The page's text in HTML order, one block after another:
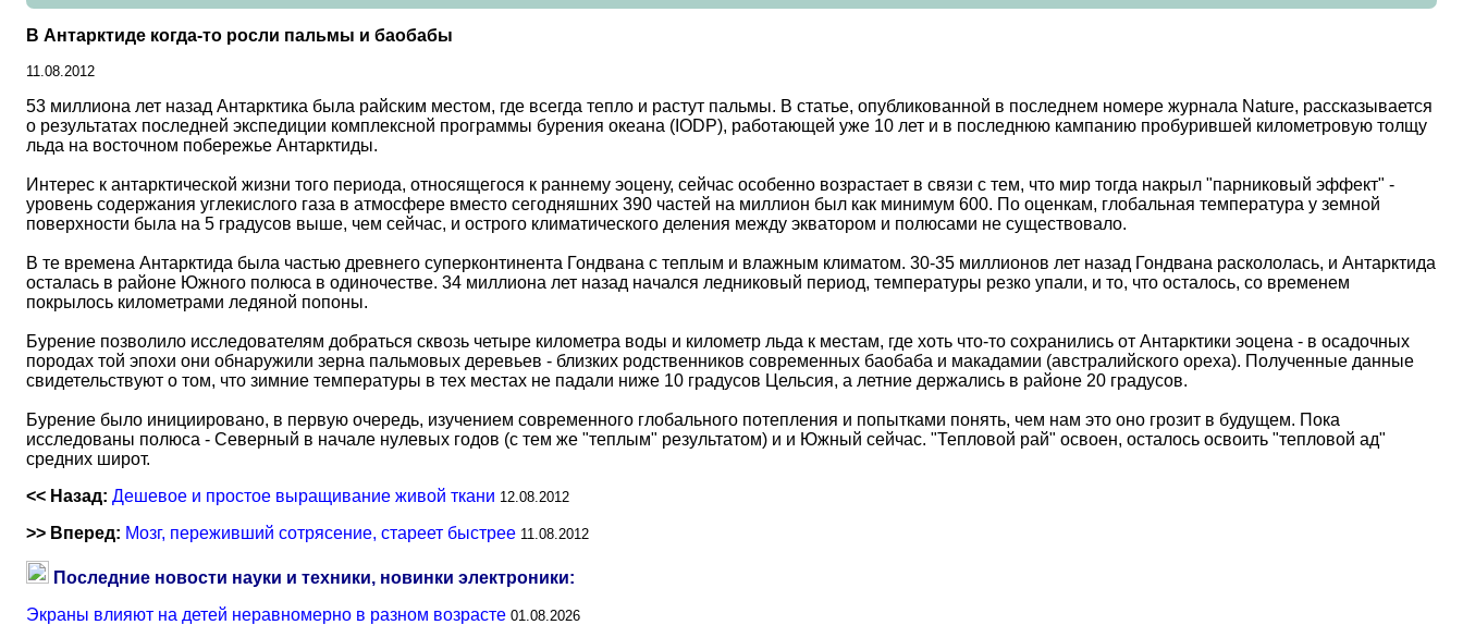
В Антарктиде когда-то росли пальмы и баобабы
11.08.2012
53 миллиона лет назад Антарктика была райским местом, где всегда тепло и растут пальмы. В статье, опубликованной в последнем номере журнала Nature, рассказывается
о результатах последней экспедиции комплексной программы бурения океана (IODP), работающей уже 10 лет и в последнюю кампанию пробурившей километровую толщу
льда на восточном побережье Антарктиды.
Интерес к антарктической жизни того периода, относящегося к раннему эоцену, сейчас особенно возрастает в связи с тем, что мир тогда накрыл "парниковый эффект" -
уровень содержания углекислого газа в атмосфере вместо сегодняшних 390 частей на миллион был как минимум 600. По оценкам, глобальная температура у земной
поверхности была на 5 градусов выше, чем сейчас, и острого климатического деления между экватором и полюсами не существовало.
В те времена Антарктида была частью древнего суперконтинента Гондвана с теплым и влажным климатом. 30-35 миллионов лет назад Гондвана раскололась, и Антарктида
осталась в районе Южного полюса в одиночестве. 34 миллиона лет назад начался ледниковый период, температуры резко упали, и то, что осталось, со временем
покрылось километрами ледяной попоны.
Бурение позволило исследователям добраться сквозь четыре километра воды и километр льда к местам, где хоть что-то сохранились от Антарктики эоцена - в осадочных
породах той эпохи они обнаружили зерна пальмовых деревьев - близких родственников современных баобаба и макадамии (австралийского ореха). Полученные данные
свидетельствуют о том, что зимние температуры в тех местах не падали ниже 10 градусов Цельсия, а летние держались в районе 20 градусов.
Бурение было инициировано, в первую очередь, изучением современного глобального потепления и попытками понять, чем нам это оно грозит в будущем. Пока
исследованы полюса - Северный в начале нулевых годов (с тем же "теплым" результатом) и и Южный сейчас. "Тепловой рай" освоен, осталось освоить "тепловой ад"
средних широт.
<< Назад: Дешевое и простое выращивание живой ткани 12.08.2012
>> Вперед: Мозг, переживший сотрясение, стареет быстрее 11.08.2012
Последние новости науки и техники, новинки электроники:
Экраны влияют на детей неравномерно в разном возрасте 01.08.2026